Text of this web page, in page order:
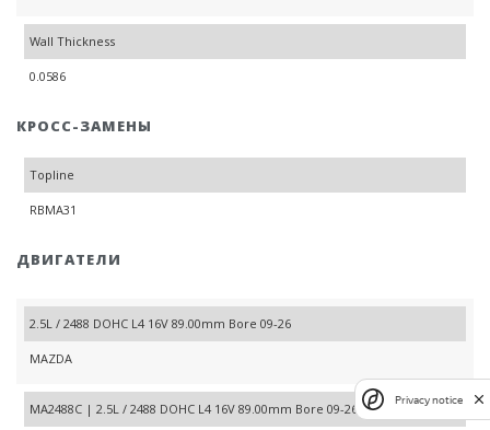
Wall Thickness
0.0586
КРОСС-ЗАМЕНЫ
Topline
RBMA31
ДВИГАТЕЛИ
2.5L / 2488 DOHC L4 16V 89.00mm Bore 09-26
MAZDA
MA2488C | 2.5L / 2488 DOHC L4 16V 89.00mm Bore 09-26
Privacy notice